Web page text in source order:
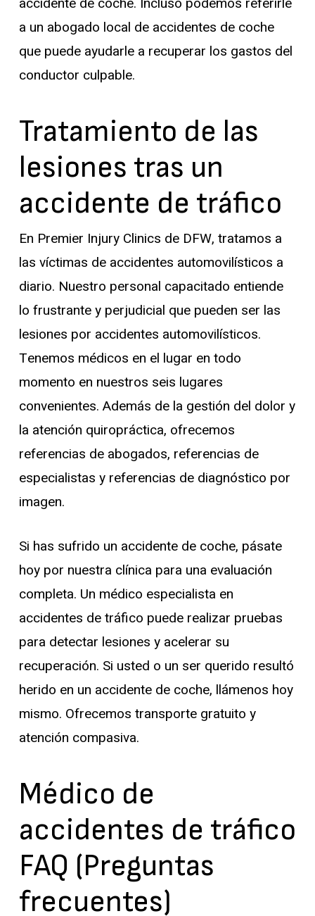
a un abogado local de accidentes de coche
que puede ayudarle a recuperar los gastos del
conductor culpable.
Tratamiento de las
lesiones tras un
accidente de tráfico
En Premier Injury Clinics de DFW, tratamos a
las víctimas de accidentes automovilísticos a
diario. Nuestro personal capacitado entiende
lo frustrante y perjudicial que pueden ser las
lesiones por accidentes automovilísticos.
Tenemos médicos en el lugar en todo
momento en nuestros seis lugares
convenientes. Además de la gestión del dolor y
la atención quiropráctica, ofrecemos
referencias de abogados, referencias de
especialistas y referencias de diagnóstico por
imagen.
Si has sufrido un accidente de coche, pásate
hoy por nuestra clínica para una evaluación
completa. Un médico especialista en
accidentes de tráfico puede realizar pruebas
para detectar lesiones y acelerar su
recuperación. Si usted o un ser querido resultó
herido en un accidente de coche, llámenos hoy
mismo. Ofrecemos transporte gratuito y
atención compasiva.
Médico de
accidentes de tráfico
FAQ (Preguntas
frecuentes)